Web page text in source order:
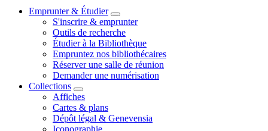
Emprunter & Étudier
S'inscrire & emprunter
Outils de recherche
Étudier à la Bibliothèque
Empruntez nos bibliothécaires
Réserver une salle de réunion
Demander une numérisation
Collections
Affiches
Cartes & plans
Dépôt légal & Genevensia
Iconographie